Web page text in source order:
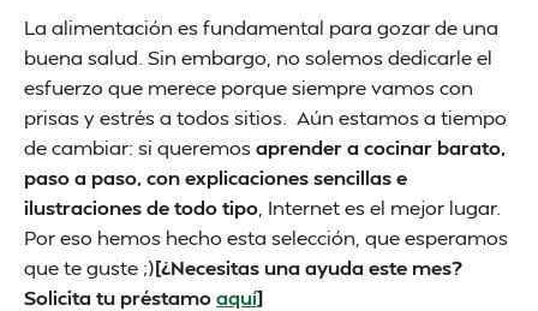
La alimentación es fundamental para gozar de una
buena salud. Sin embargo, no solemos dedicarle el
esfuerzo que merece porque siempre vamos con
prisas y estrés a todos sitios. Aún estamos a tiempo
de cambiar: si queremosaprender a cocinar barato,
paso a paso, con explicaciones sencillas e
ilustraciones de todo tipo , Internet es el mejor lugar.
Por eso hemos hecho esta selección, que esperamos
que te guste ;)[¿Necesitas una ayuda este mes?
Solicita tu préstamoaquí]